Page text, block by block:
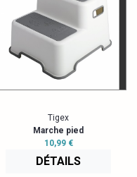
Tigex
Marche pied
10,99 €
DÉTAILS